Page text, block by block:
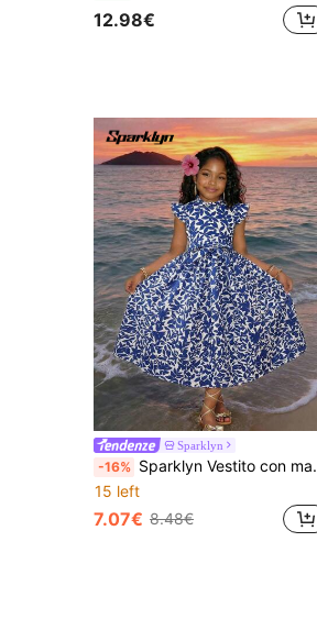
12.98€
Sparklyn
-16% Sparklyn Vestito con maniche a volant e stampa a blocchi di colore per ragazze pre-adolescenti
15 left
7.07€ 8.48€